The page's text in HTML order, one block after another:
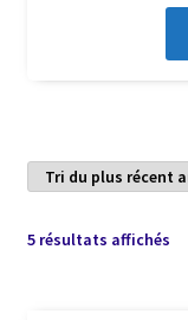
5 résultats affichésTrié